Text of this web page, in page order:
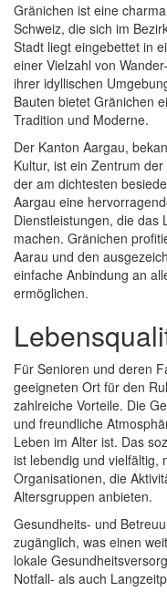
Gränichen ist eine
Schweiz, die sich im
Stadt liegt eingebettet in
einer Vielzahl von
ihrer idyllischen
Bauten bietet Gränichen
Tradition und Moderne.
Der Kanton Aargau,
Kultur, ist ein Zentrum
der am dichtesten
Aargau eine
Dienstleistungen, die das
machen. Gränichen
Aarau und den
einfache Anbindung an
ermöglichen.
Für Senioren und deren
geeigneten Ort für den
zahlreiche Vorteile. Die
und freundliche
Leben im Alter ist. Das
ist lebendig und vielfältig,
Organisationen, die
Altersgruppen anbieten.
Gesundheits- und
zugänglich, was einen
lokale
Notfall- als auch